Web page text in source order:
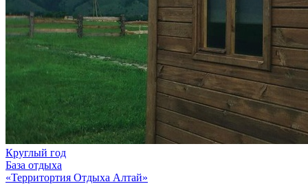
Круглый год
База отдыха
«Территортия Отдыха Алтай»